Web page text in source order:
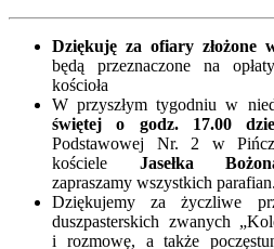
Dziękuję za ofiary złożone
będą przeznaczone na
kościoła
W przyszłym tygodniu w
świętej o godz. 17.00
Podstawowej Nr. 2 w
kościele Jasełka
zapraszamy wszystkich parafian.
Dziękujemy za życzliwe
duszpasterskich zwanych
i rozmowę, a także